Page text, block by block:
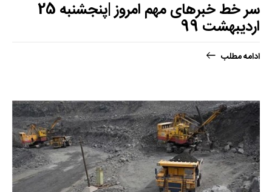
سر خط خبرهای مهم امروز |پنجشنبه‌ 25
اردیبهشت 99
ادامه مطلب